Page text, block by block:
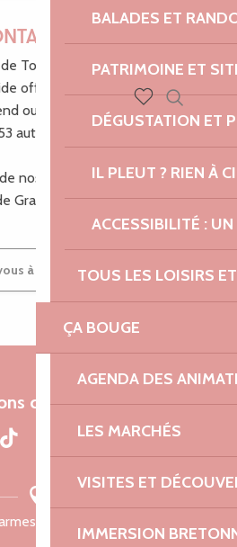
BALADES ET
PATRIMOINE ET
DÉGUSTATION ET
IL PLEUT ? RIEN À
ACCESSIBILITÉ :
TOUS LES LOISIRS
ÇA BOUGE
AGENDA DES
LES MARCHÉS
VISITES ET
IMMERSION
Voir les favoris
!
Tourisme Bretagne - Côte de
officiel pour vous aider à
ou vos vacances à Lannion,
autres communes de Lannion-
nos bons plans et nos
Granit Rose, inscrivez-vous à
à notre newsletter
connectés
22300 Lannion